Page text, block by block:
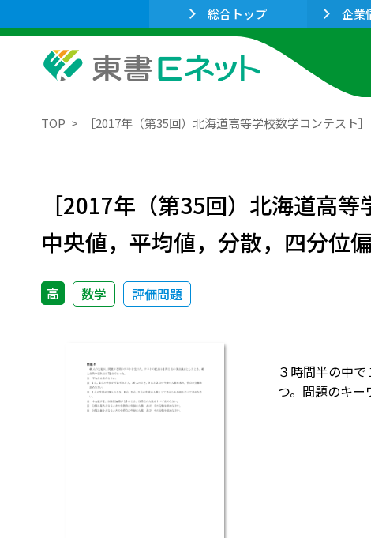
総合トップ 企業
TOP ［2017年（第35回）北海道高等学校数学コンテス
［2017年（第35回）北海道高
中央値，平均値，分散，四分位
高 数学 評価問題
３時間半の中
つ。問題のキー